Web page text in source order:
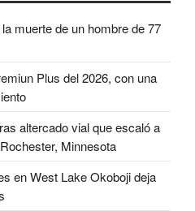
muerte de un hombre de 77
Plus del 2026, con una
altercado vial que escaló a
Minnesota
en West Lake Okoboji deja